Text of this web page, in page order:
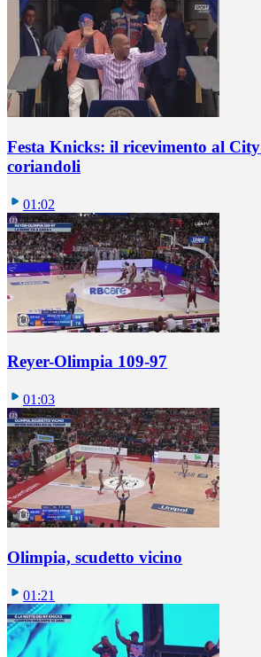
Festa Knicks: il ricevimento al
coriandoli
01:02
Reyer-Olimpia 109-97
01:03
Olimpia, scudetto vicino
01:21